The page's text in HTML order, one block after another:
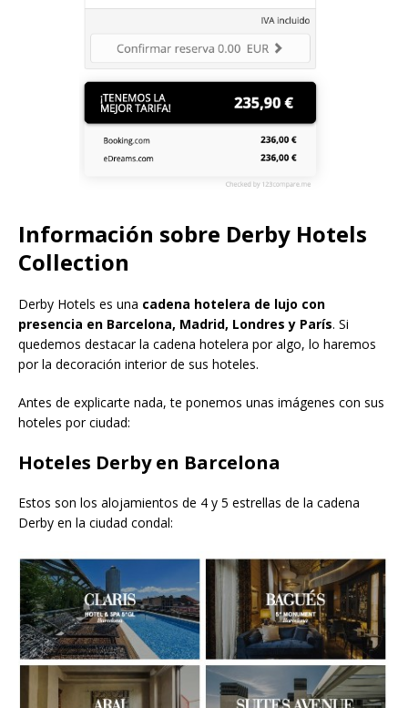
Información sobre Derby Hotels
Collection
Derby Hotels es una cadena hotelera de lujo con
presencia en Barcelona, Madrid, Londres y París. Si
quedemos destacar la cadena hotelera por algo, lo haremos
por la decoración interior de sus hoteles.
Antes de explicarte nada, te ponemos unas imágenes con sus
hoteles por ciudad:
Hoteles Derby en Barcelona
Estos son los alojamientos de 4 y 5 estrellas de la cadena
Derby en la ciudad condal: